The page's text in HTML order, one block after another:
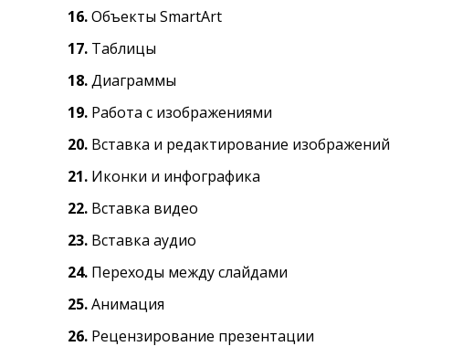
16.Объекты SmartArt
17. Таблицы
18.Диаграммы
19. Работа с изображениями
20. Вставка и редактирование изображений
21. Иконки и инфографика
22. Вставка видео
23. Вставка аудио
24. Переходы между слайдами
25.Анимация
26. Рецензирование презентации